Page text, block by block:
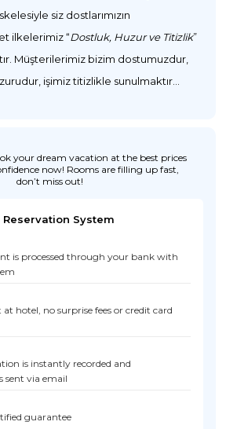
siz dostlarımızın
ilkelerimiz “Dostluk, Huzur ve Titizlik”
Müşterilerimiz bizim dostumuzdur,
işimiz titizlikle sunulmaktır…
your dream vacation at the best prices
now! Rooms are filling up fast,
don’t miss out!
Reservation System
is processed through your bank with
at hotel, no surprise fees or credit card
is instantly recorded and
sent via email
guarantee